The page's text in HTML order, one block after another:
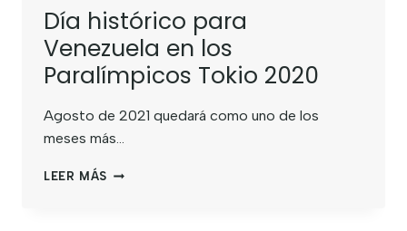
Día histórico para
Venezuela en los
Paralímpicos Tokio 2020
Agosto de 2021 quedará como uno de los
meses más…
LEER MÁS